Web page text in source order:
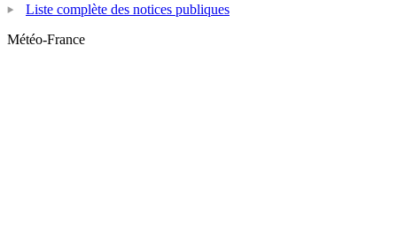
Liste complète des notices publiques
Météo-France